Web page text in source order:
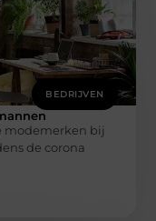
BEDRIJVEN
modemerken bij
de corona